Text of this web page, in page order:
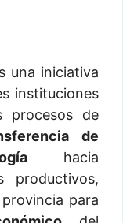
una iniciativa
instituciones
procesos de
de
hacia
productivos,
para